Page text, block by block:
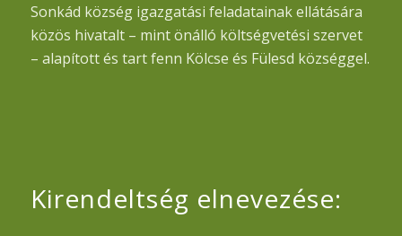
Sonkád község igazgatási feladatainak ellátására
közös hivatalt – mint önálló költségvetési szervet
– alapított és tart fenn Kölcse és Fülesd községgel.
Kirendeltség elnevezése: